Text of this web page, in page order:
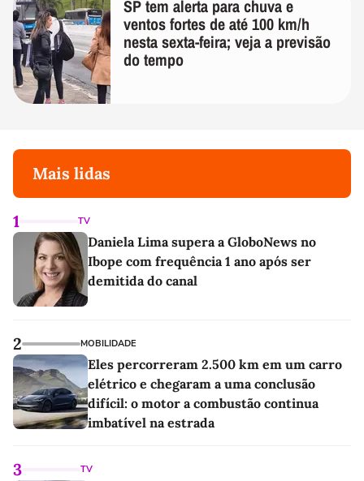
SP tem alerta para chuva e
ventos fortes de até 100 km/h
nesta sexta-feira; veja a previsão
do tempo
Mais lidas
1 TV
Daniela Lima supera a GloboNews no
Ibope com frequência 1 ano após ser
demitida do canal
2 MOBILIDADE
Eles percorreram 2.500 km em um carro
elétrico e chegaram a uma conclusão
difícil: o motor a combustão continua
imbatível na estrada
3 TV